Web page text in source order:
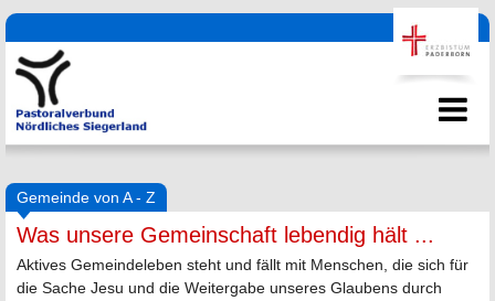
Gemeinde von A - Z
Was unsere Gemeinschaft lebendig hält ...
Aktives Gemeindeleben steht und fällt mit Menschen, die sich für
die Sache Jesu und die Weitergabe unseres Glaubens durch